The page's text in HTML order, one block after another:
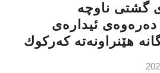
گشتی ناوچە
دەرەوەی ئیدارەی
هێنراونه‌ته‌ كه‌ركوك